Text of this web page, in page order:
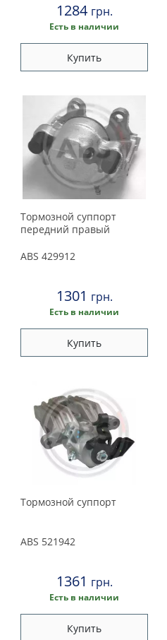
1284 грн.
Есть в наличии
Купить
Тормозной суппорт
передний правый
ABS 429912
1301 грн.
Есть в наличии
Купить
Тормозной суппорт
ABS 521942
1361 грн.
Есть в наличии
Купить